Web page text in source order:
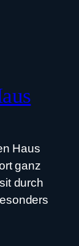
Haus
ganz
durch